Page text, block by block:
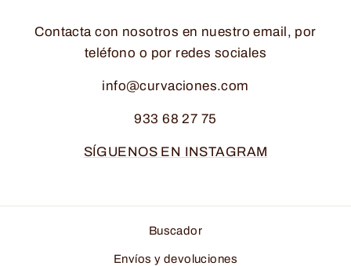
Contacta con nosotros en nuestro email, por
teléfono o por redes sociales
info@curvaciones.com
933 68 27 75
SÍGUENOS EN INSTAGRAM
Buscador
Envíos y devoluciones